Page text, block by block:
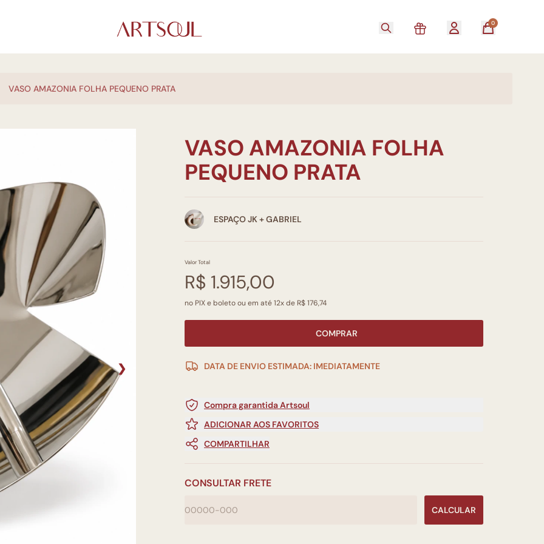
0
VASO AMAZONIA FOLHA PEQUENO PRATA
❯
VASO AMAZONIA FOLHA
PEQUENO PRATA
ESPAÇO JK + GABRIEL
Valor Total
R$ 1.915,00
no PIX e boleto ou em até 12x de R$ 176,74
COMPRAR
DATA DE ENVIO ESTIMADA: IMEDIATAMENTE
Compra garantida Artsoul
ADICIONAR AOS FAVORITOS
COMPARTILHAR
CONSULTAR FRETE
CALCULAR